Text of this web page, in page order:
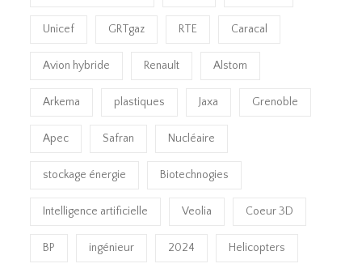
Unicef GRTgaz RTE Caracal
Avion hybride Renault Alstom
Arkema plastiques Jaxa Grenoble
Apec Safran Nucléaire
stockage énergie Biotechnogies
Intelligence artificielle Veolia Coeur 3D
BP ingénieur 2024 Helicopters